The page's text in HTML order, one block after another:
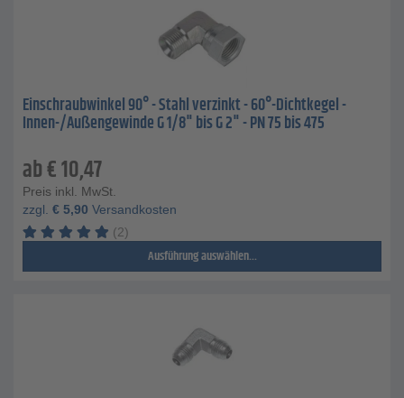
Einschraubwinkel 90° - Stahl verzinkt - 60°-Dichtkegel -
Innen-/Außengewinde G 1/8" bis G 2" - PN 75 bis 475
ab€10,47
Preis inkl. MwSt.
zzgl. € 5,90 Versandkosten
(2)
Ausführung auswählen...